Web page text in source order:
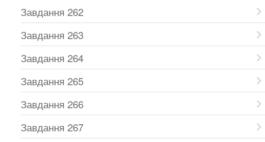
Завдання 262
Завдання 263
Завдання 264
Завдання 265
Завдання 266
Завдання 267